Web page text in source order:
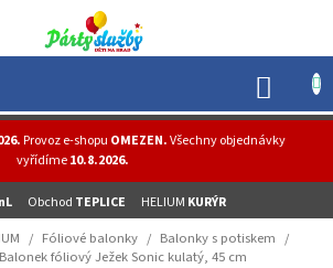
Provoz e-shopu OMEZEN.Všechny objednávky
vyřídíme10.8.2026.
Obchod TEPLICE HELIUM KURÝR
/ Fóliové balonky / Balonky s potiskem /
Balonek fóliový Ježek Sonic kulatý, 45 cm